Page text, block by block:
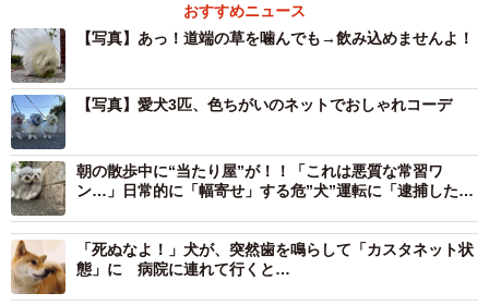
おすすめニュース
【写真】あっ！道端の草を噛んでも→飲み込めませんよ！
【写真】愛犬3匹、色ちがいのネットでおしゃれコーデ
朝の散歩中に“当たり屋”が！！「これは悪質な常習ワ
ン…」日常的に「幅寄せ」する危”犬”運転に「逮捕したい
「死ぬなよ！」犬が、突然歯を鳴らして「カスタネット状
態」に 病院に連れて行くと…